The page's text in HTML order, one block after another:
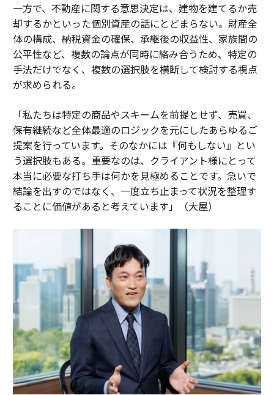
一方で、不動産に関する意思決定は、建物を建てるか売
却するかといった個別資産の話にとどまらない。財産全
体の構成、納税資金の確保、承継後の収益性、家族間の
公平性など、複数の論点が同時に絡み合うため、特定の
手法だけでなく、複数の選択肢を横断して検討する視点
が求められる。
「私たちは特定の商品やスキームを前提とせず、売買、
保有継続など全体最適のロジックを元にしたあらゆるご
提案を行っています。そのなかには『何もしない』とい
う選択肢もある。重要なのは、クライアント様にとって
本当に必要な打ち手は何かを見極めることです。急いで
結論を出すのではなく、一度立ち止まって状況を整理す
ることに価値があると考えています」（大屋）